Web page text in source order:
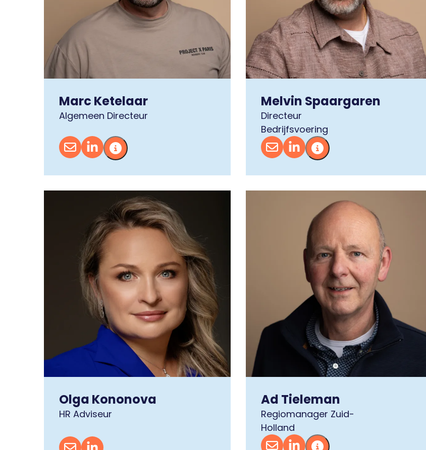
Marc Ketelaar
Algemeen Directeur
Melvin Spaargaren
Directeur
Bedrijfsvoering
Olga Kononova
HR Adviseur
Ad Tieleman
Regiomanager Zuid-
Holland